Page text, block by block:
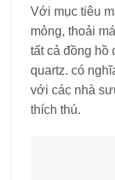
Với mục tiêu
mỏng, thoải
tất cả đồng hồ
quartz. có
với các nhà
thích thú.